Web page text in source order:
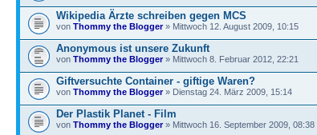
Wikipedia Ärzte schreiben gegen MCS
von Thommy the Blogger» Mittwoch 12. August 2009, 10:15
Anonymous ist unsere Zukunft
von Thommy the Blogger» Mittwoch 8. Februar 2012, 22:21
Giftversuchte Container - giftige Waren?
von Thommy the Blogger» Dienstag 24. März 2009, 15:14
Der Plastik Planet - Film
von Thommy the Blogger» Mittwoch 16. September 2009, 08:38